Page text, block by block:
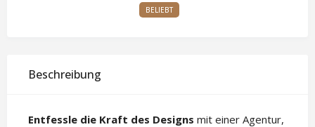
BELIEBT
Beschreibung
Entfessle die Kraft des Designs mit einer Agentur,